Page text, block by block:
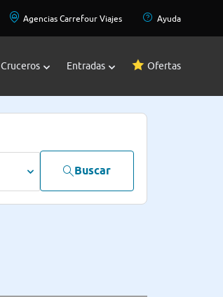
Agencias Carrefour Viajes Ayuda
Cruceros Entradas Ofertas
Buscar